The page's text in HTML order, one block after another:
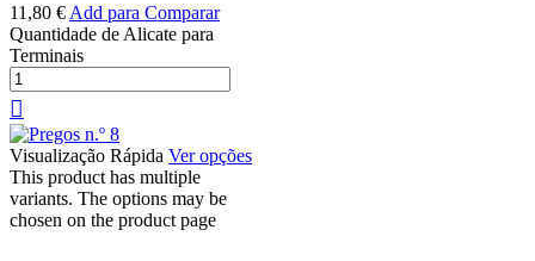
11,80 € Add para Comparar
Quantidade de Alicate para
Terminais
Visualização Rápida Ver opções
This product has multiple
variants. The options may be
chosen on the product page